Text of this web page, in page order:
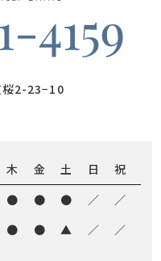
桜2-23−10
木 金 土 日
祝
● ● ● ／
／
● ● ▲ ／ ／